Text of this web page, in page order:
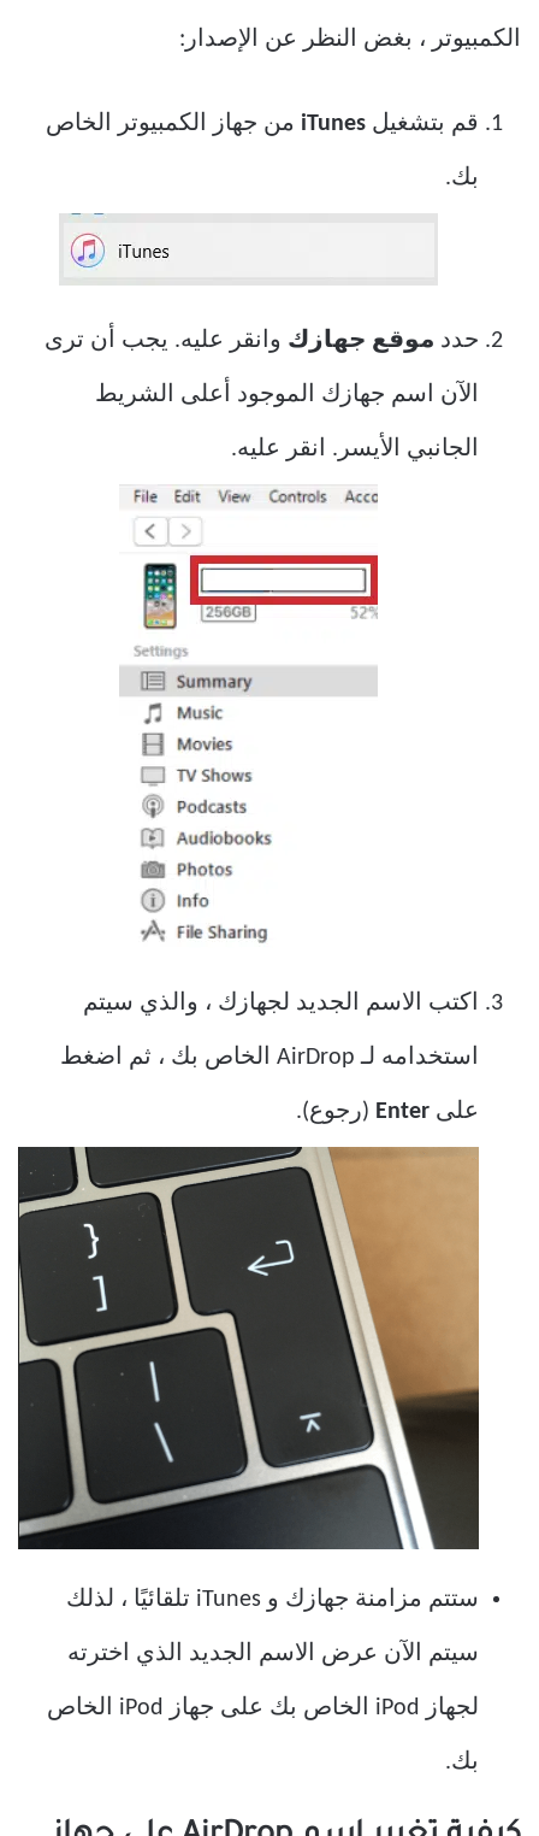
الكمبيوتر ، بغض النظر عن الإصدار:
قم بتشغيل iTunes من جهاز الكمبيوتر الخاص
بك.
حدد موقع جهازك وانقر عليه. يجب أن ترى
الآن اسم جهازك الموجود أعلى الشريط
الجانبي الأيسر. انقر عليه.
اكتب الاسم الجديد لجهازك ، والذي سيتم
استخدامه لـ AirDrop الخاص بك ، ثم اضغط
على Enter (رجوع).
ستتم مزامنة جهازك و iTunes تلقائيًا ، لذلك
سيتم الآن عرض الاسم الجديد الذي اخترته
لجهاز iPod الخاص بك على جهاز iPod الخاص
بك.